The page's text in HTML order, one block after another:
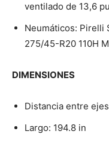
ventilado de 13,6
Neumáticos: Pirelli
275/45-R20 110H
DIMENSIONES
Distancia entre
Largo: 194.8 in